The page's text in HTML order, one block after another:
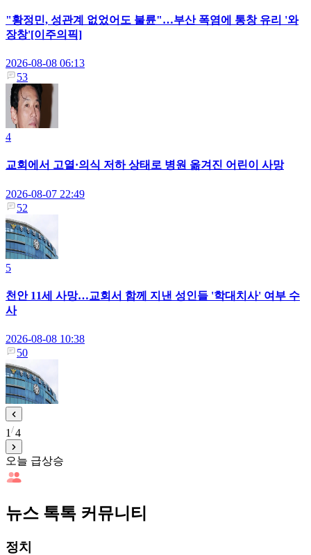
"황정민, 성관계 없었어도 불륜"…부산 폭염에 통창 유리 '와
장창'[이주의픽]
2026-08-08 06:13
53
4
교회에서 고열·의식 저하 상태로 병원 옮겨진 어린이 사망
2026-08-07 22:49
52
5
천안 11세 사망…교회서 함께 지낸 성인들 '학대치사' 여부 수
사
2026-08-08 10:38
50
1 4
오늘 급상승
뉴스 톡톡 커뮤니티
정치